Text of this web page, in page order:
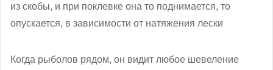
из скобы, и при поклевке она то поднимается, то
опускается, в зависимости от натяжения лески
Когда рыболов рядом, он видит любое шевеление